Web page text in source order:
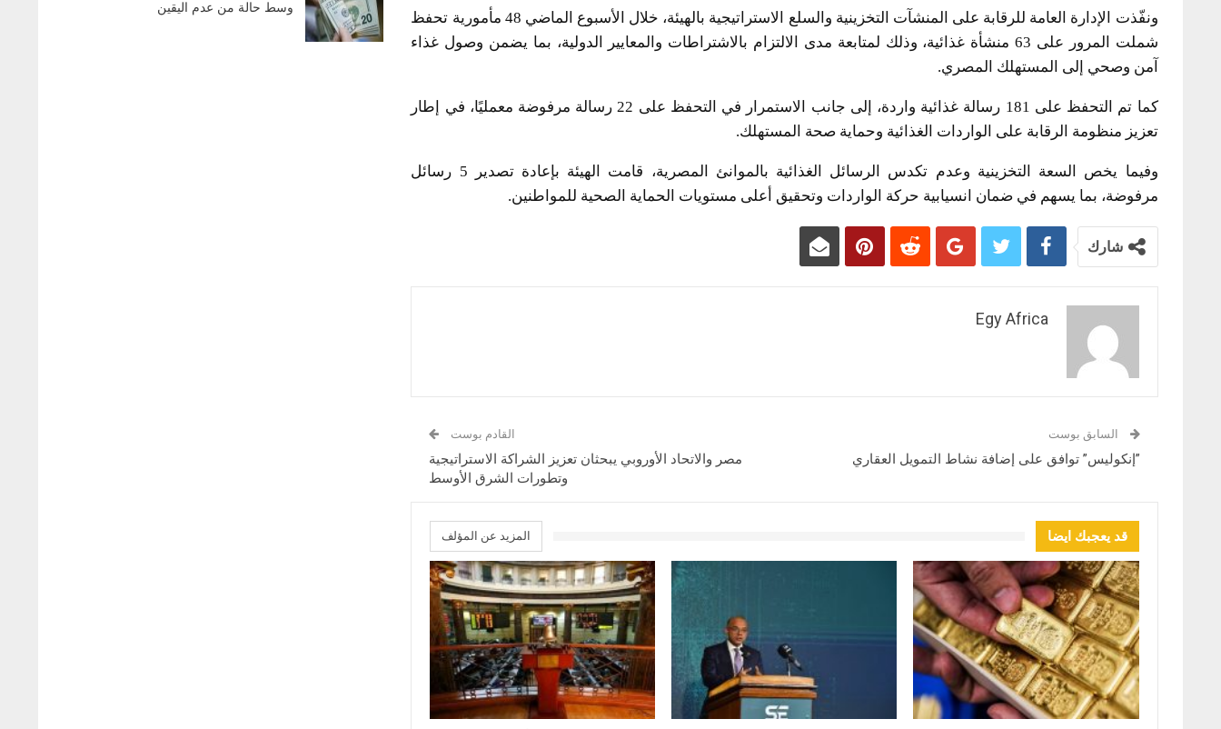
ونفّذت الإدارة العامة للرقابة على المنشآت التخزينية والسلع الاستراتيجية بالهيئة، خلال الأسبوع الماضي 48 مأمورية تحفظ
شملت المرور على 63 منشأة غذائية، وذلك لمتابعة مدى الالتزام بالاشتراطات والمعايير الدولية، بما يضمن وصول غذاء
آمن وصحي إلى المستهلك المصري.
كما تم التحفظ على 181 رسالة غذائية واردة، إلى جانب الاستمرار في التحفظ على 22 رسالة مرفوضة معمليًا، في إطار
تعزيز منظومة الرقابة على الواردات الغذائية وحماية صحة المستهلك.
وفيما يخص السعة التخزينية وعدم تكدس الرسائل الغذائية بالموانئ المصرية، قامت الهيئة بإعادة تصدير 5 رسائل
مرفوضة، بما يسهم في ضمان انسيابية حركة الواردات وتحقيق أعلى مستويات الحماية الصحية للمواطنين.
شارك
Egy Africa
السابق بوست
​”إنكوليس” توافق على إضافة نشاط التمويل العقاري
القادم بوست
مصر والاتحاد الأوروبي يبحثان تعزيز الشراكة الاستراتيجية
وتطورات الشرق الأوسط
قد يعجبك ايضا المزيد عن المؤلف
وسط حالة من عدم اليقين